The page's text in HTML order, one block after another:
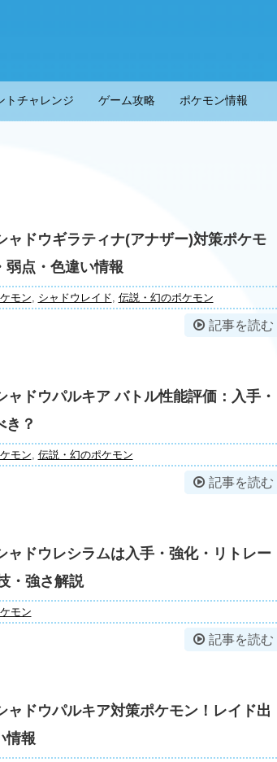
トチャレンジ ゲーム攻略 ポケモン情報
ャドウギラティナ(アナザー)対策ポケモ
弱点・色違い情報
モン, シャドウレイド, 伝説・幻のポケモン
記事を読む
ャドウパルキア バトル性能評価：入手・
き？
モン, 伝説・幻のポケモン
記事を読む
ャドウレシラムは入手・強化・リトレー
・強さ解説
モン
記事を読む
ャドウパルキア対策ポケモン！レイド出
情報